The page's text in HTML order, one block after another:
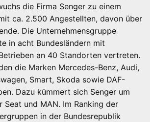
die Firma Senger zu einem
ca. 2.500 Angestellten, davon über
Die Unternehmensgruppe
in acht Bundesländern mit
an 40 Standorten vertreten.
die Marken Mercedes-Benz, Audi,
Smart, Skoda sowie DAF-
Dazu kümmert sich Senger um
Seat und MAN. Im Ranking der
in der Bundesrepublik